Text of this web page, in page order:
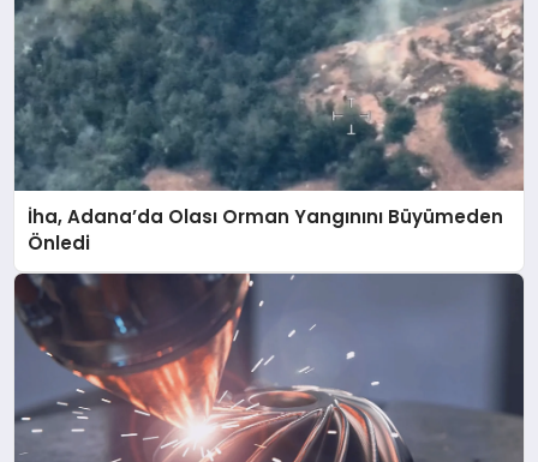
İha, Adana’da Olası Orman Yangınını Büyümeden
Önledi